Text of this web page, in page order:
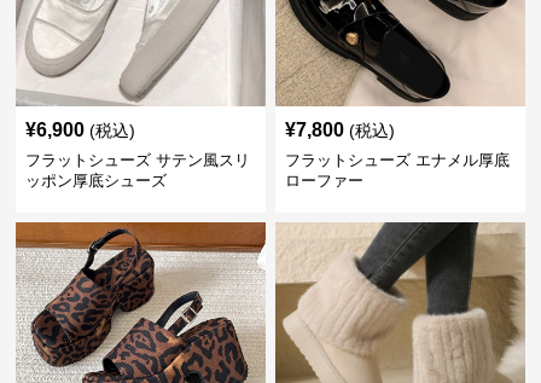
¥6,900 (税込)
フラットシューズ サテン風スリ
ッポン厚底シューズ
¥7,800 (税込)
フラットシューズ エナメル厚底
ローファー